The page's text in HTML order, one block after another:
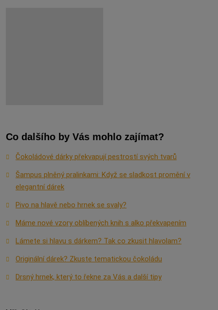
Co dalšího by Vás mohlo zajímat?
Čokoládové dárky překvapují pestrostí svých tvarů
Šampus plněný pralinkami: Když se sladkost promění v
elegantní dárek
Pivo na hlavě nebo hrnek se svaly?
Máme nové vzory oblíbených knih s alko překvapením
Lámete si hlavu s dárkem? Tak co zkusit hlavolam?
Originální dárek? Zkuste tematickou čokoládu
Drsný hrnek, který to řekne za Vás a další tipy